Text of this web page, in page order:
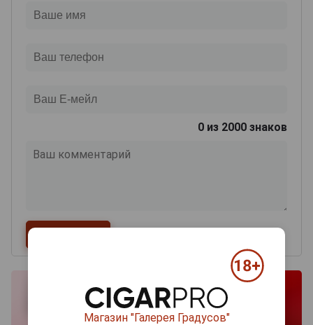
0 из 2000 знаков
Магазин "Галерея Градусов"